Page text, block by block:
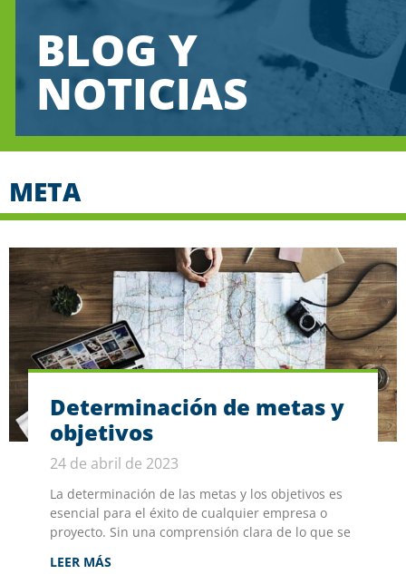
BLOG Y
NOTICIAS
META
Determinación de metas y
objetivos
24 de abril de 2023
La determinación de las metas y los objetivos es
esencial para el éxito de cualquier empresa o
proyecto. Sin una comprensión clara de lo que se
LEER MÁS